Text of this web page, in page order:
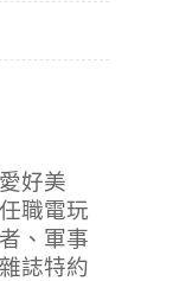
好美
職電玩
、軍事
誌特約